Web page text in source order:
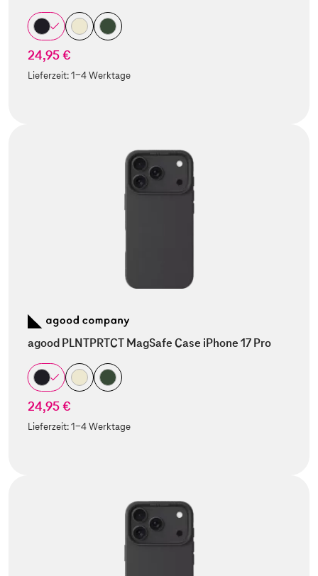
24,95 €
Lieferzeit:1-4 Werktage
agood PLNTPRTCT MagSafe Case iPhone 17 Pro
24,95 €
Lieferzeit:1-4 Werktage